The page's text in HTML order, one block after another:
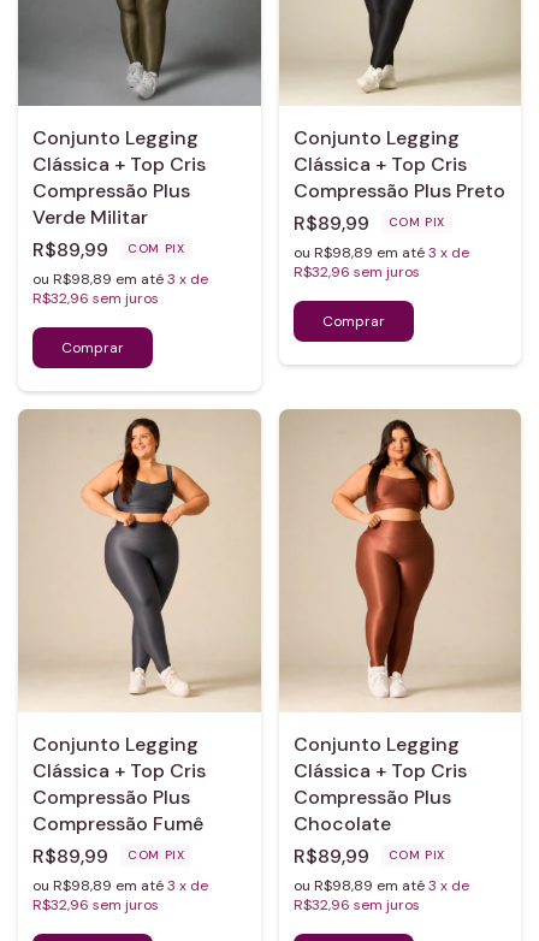
Conjunto Legging
Clássica + Top Cris
Compressão Plus
Verde Militar
R$89,99
COM PIX
ou R$98,89 em até3 x de
R$32,96 sem juros
Conjunto Legging
Clássica + Top Cris
Compressão Plus Preto
R$89,99
COM PIX
ou R$98,89 em até3 x de
R$32,96 sem juros
Conjunto Legging
Clássica + Top Cris
Compressão Plus
Compressão Fumê
R$89,99
COM PIX
ou R$98,89 em até3 x de
R$32,96 sem juros
Conjunto Legging
Clássica + Top Cris
Compressão Plus
Chocolate
R$89,99
COM PIX
ou R$98,89 em até3 x de
R$32,96 sem juros